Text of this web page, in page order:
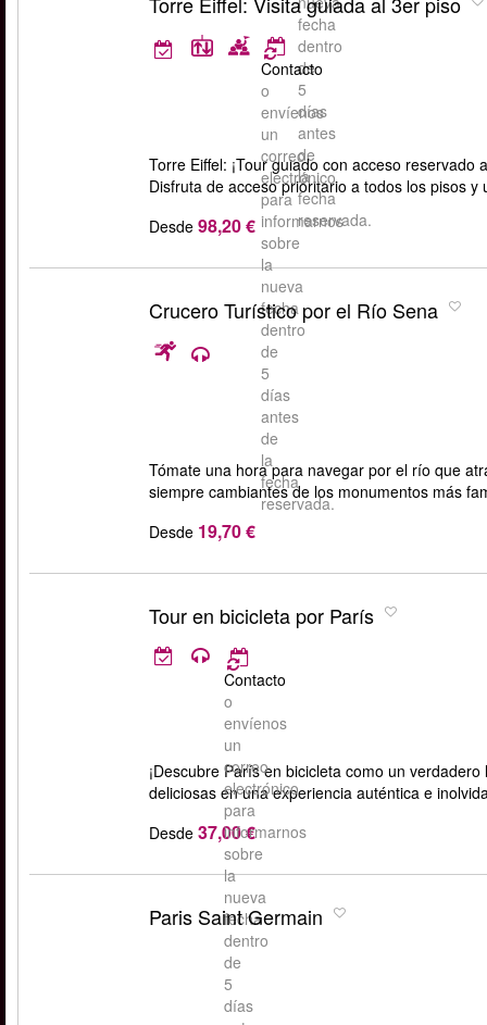
fecha
dentro
de
5
días
antes
de
la
fecha
reservada.
Contacto
o
envíenos
un
correo
electrónico
para
informarnos
sobre
la
nueva
fecha
dentro
de
5
días
antes
de
la
fecha
reservada.
Torre Eiffel: ¡Tour guiado con acceso reservado
Disfruta de acceso prioritario a todos los pisos
Desde 98,20 €
Crucero Turístico por el Río Sena
Tómate una hora para navegar por el río que
siempre cambiantes de los monumentos más
Desde 19,70 €
Tour en bicicleta por París
Contacto
o
envíenos
un
correo
electrónico
para
informarnos
sobre
la
nueva
fecha
dentro
de
5
días
¡Descubre París en bicicleta como un
deliciosas en una experiencia auténtica e
Desde 37,00 €
Paris Saint Germain